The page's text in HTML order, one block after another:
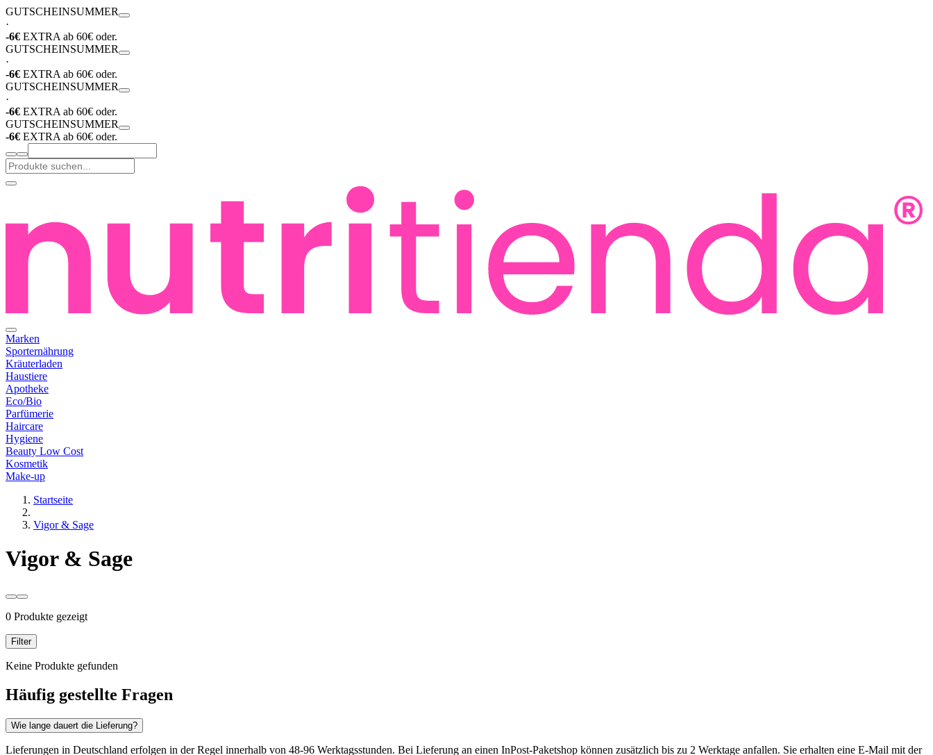
GUTSCHEINSUMMER
·
-6€ EXTRA ab 60€ oder.
GUTSCHEINSUMMER
·
-6€ EXTRA ab 60€ oder.
GUTSCHEINSUMMER
·
-6€ EXTRA ab 60€ oder.
GUTSCHEINSUMMER
-6€ EXTRA ab 60€ oder.
Marken
Sporternährung
Kräuterladen
Haustiere
Apotheke
Eco/Bio
Parfümerie
Haircare
Hygiene
Beauty Low Cost
Kosmetik
Make-up
Startseite
Vigor & Sage
Vigor & Sage
0 Produkte gezeigt
Filter
Keine Produkte gefunden
Häufig gestellte Fragen
Wie lange dauert die Lieferung?
Lieferungen in Deutschland erfolgen in der Regel innerhalb von 48-96 Werktagsstunden. Bei Lieferung an einen InPost-Paketshop können zusätzlich bis zu 2 Werktage anfallen. Sie erhalten eine E-Mail mit der